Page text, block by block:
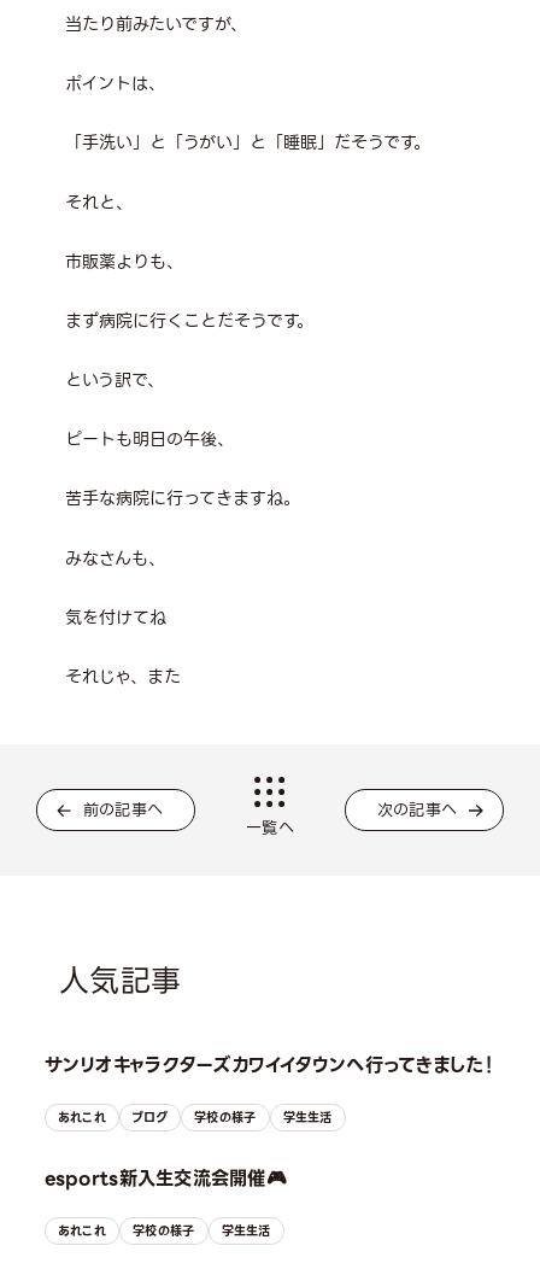
当たり前みたいですが、
ポイントは、
「手洗い」と「うがい」と「睡眠」だそうです。
それと、
市販薬よりも、
まず病院に行くことだそうです。
という訳で、
ピートも明日の午後、
苦手な病院に行ってきますね。
みなさんも、
気を付けてね
それじゃ、また
前の記事へ
一覧へ
次の記事へ
人気記事
サンリオキャラクターズカワイイタウンへ行ってきました！
あれこれ ブログ 学校の様子 学生生活
esports新入生交流会開催🎮
あれこれ 学校の様子 学生生活